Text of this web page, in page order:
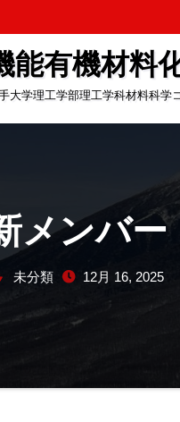
能有機材料
大学理工学部理工学科材料科学
メンバー
未分類 12月 16, 2025